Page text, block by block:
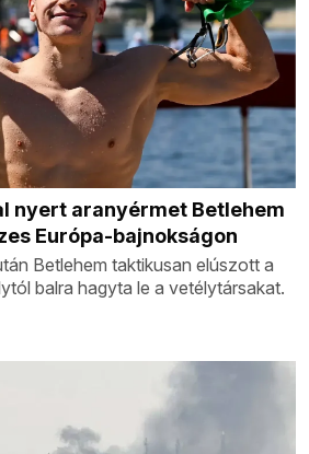
nyert aranyérmet Betlehem
Európa-bajnokságon
Betlehem taktikusan elúszott a
balra hagyta le a vetélytársakat.